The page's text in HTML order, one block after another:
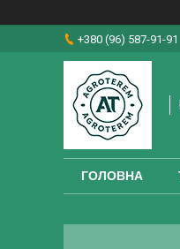
+380 (96) 587-91-91
ГОЛОВНА